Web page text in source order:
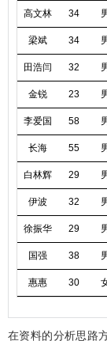
高文林 34
梁斌 34
田浩闫 32
金锐 23
李爱国 58
长海 55
白林辉 29
伊波 32
徐振华 29
国强 38
惠惠 30
在资料的分析思路